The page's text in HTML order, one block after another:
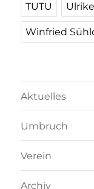
TUTU
Winfried
Aktuelles
Umbruch
Verein
Archiv